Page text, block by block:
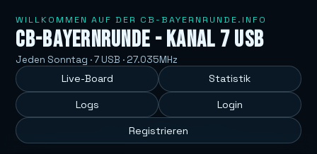
WILLKOMMEN AUF DER CB-BAYERNRUNDE.INFO
CB-Bayernrunde - Kanal 7 USB
Jeden Sonntag · 7 USB · 27.035MHz
Live-Board Statistik
Logs Login
Registrieren